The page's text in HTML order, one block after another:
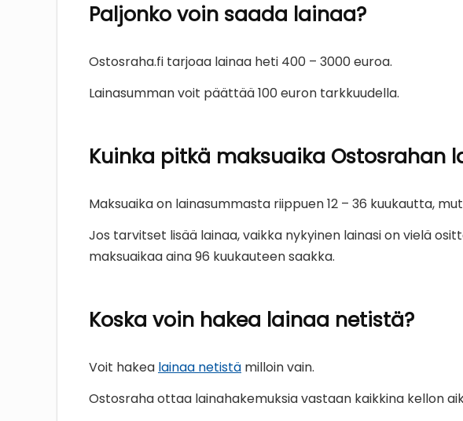
Paljonko voin saada lainaa?
Ostosraha.fi tarjoaa lainaa heti 400 – 3000 euroa.
Lainasumman voit päättää 100 euron tarkkuudella.
Kuinka pitkä maksuaika Ostosrahan
Maksuaika on lainasummasta riippuen 12 – 36 kuukautta,
Jos tarvitset lisää lainaa, vaikka nykyinen lainasi on vielä
maksuaikaa aina 96 kuukauteen saakka.
Koska voin hakea lainaa netistä?
Voit hakea lainaa netistä milloin vain.
Ostosraha ottaa lainahakemuksia vastaan kaikkina kellon